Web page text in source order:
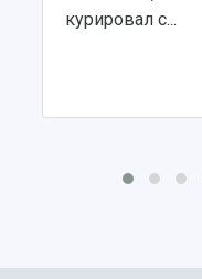
Ботанический сад
Международный
Сведения об
курировал с...